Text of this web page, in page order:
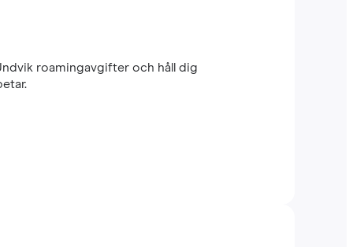
roamingavgifter och håll dig